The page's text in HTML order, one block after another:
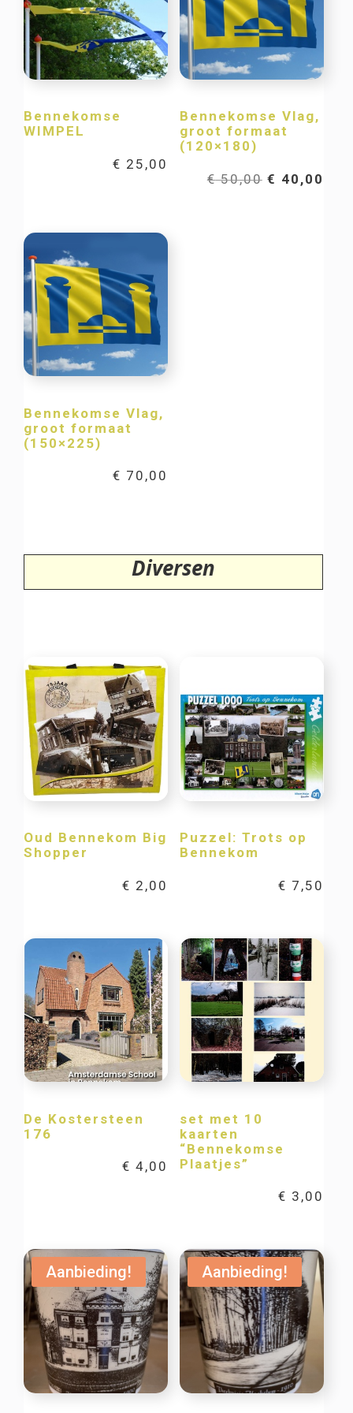
Bennekomse
WIMPEL
€ 25,00
Bennekomse Vlag,
groot formaat
(120×180)
€50,00 € 40,00
Bennekomse Vlag,
groot formaat
(150×225)
€ 70,00
Diversen
Oud Bennekom Big
Shopper
€ 2,00
Puzzel: Trots op
Bennekom
€ 7,50
De Kostersteen
176
€ 4,00
set met 10
kaarten
“Bennekomse
Plaatjes”
€ 3,00
Aanbieding! Aanbieding!